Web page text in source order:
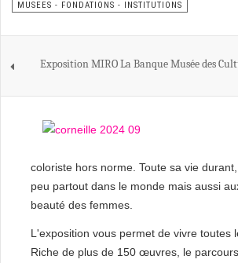
MUSEES - FONDATIONS - INSTITUTIONS
Exposition MIRO La Banque Musée des
coloriste hors norme. Toute sa vie
peu partout dans le monde mais aussi
beauté des femmes.
L'exposition vous permet de vivre
Riche de plus de 150 œuvres, le